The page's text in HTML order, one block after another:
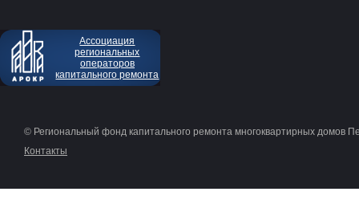
Ассоциация
региональных
операторов
капитального ремонта
© Региональный фонд капитального ремонта многоквартирных домов
Контакты